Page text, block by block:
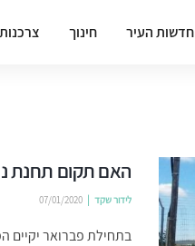
חדשות העיר חינוך
האם תקום תחנת
לידור שקד 07/01/2020
בתחילת פברואר יקיים